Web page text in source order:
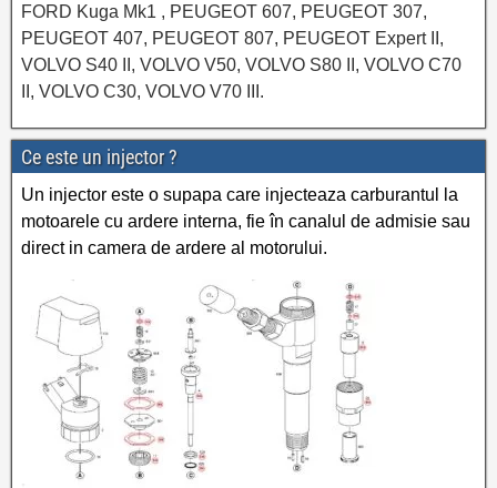
FORD Kuga Mk1 , PEUGEOT 607, PEUGEOT 307,
PEUGEOT 407, PEUGEOT 807, PEUGEOT Expert II,
VOLVO S40 II, VOLVO V50, VOLVO S80 II, VOLVO C70
II, VOLVO C30, VOLVO V70 III.
Ce este un injector ?
Un injector este o supapa care injecteaza carburantul la
motoarele cu ardere interna, fie în canalul de admisie sau
direct in camera de ardere al motorului.